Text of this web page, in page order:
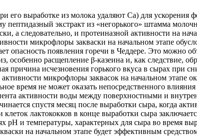
его выработке из молока удаляют Ca) для
пептидазный экстракт из «негорького» штамма
а следовательно, и протеиназной активности на
микрофлоры закваски на начальном этапе
опасность появления горечи в Чеддере. Это можно
особенно расщепление β-казеина и, как следствие,
причина исчезновения горького вкуса в сырах
микрофлоры заквасок на начальном
время не может оказать непосредственного
активности воды между поверхностными и
спустя месяц после выработки сыра, когда
лактококков в конце выработки сыра
и температуры, характерных для сыра во время
на начальном этапе будет эффективным